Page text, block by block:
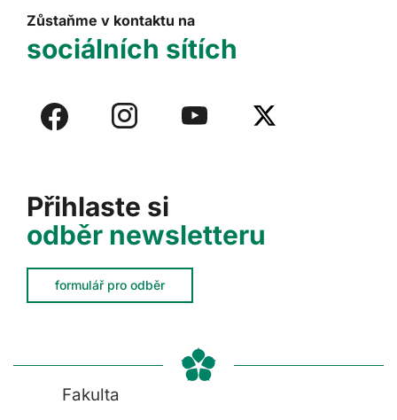
Přihlaste si
odběr newsletteru
formulář pro odběr
Zůstaňme v kontaktu na
sociálních sítích
Fakulta